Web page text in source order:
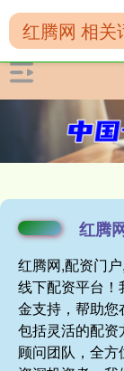
红腾
红腾网,配资门
线下配资平台
金支持，帮助
包括灵活的配
顾问团队，全
红腾网 相关